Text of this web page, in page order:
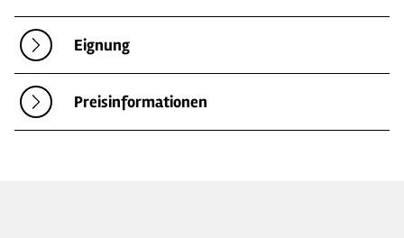
Eignung
Preisinformationen